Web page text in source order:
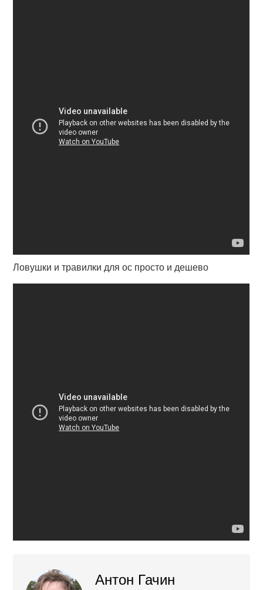
Ловушки и травилки для ос просто и дешево
Антон Гачин